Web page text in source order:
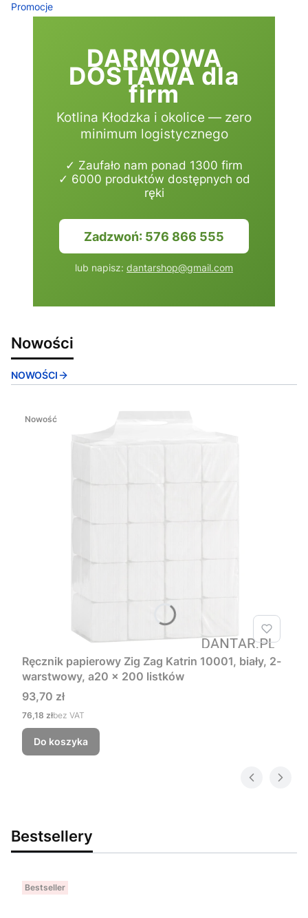
Promocje
DARMOWA
DOSTAWA dla
firm
Kotlina Kłodzka i okolice — zero
minimum logistycznego
✓ Zaufało nam ponad 1300 firm
✓ 6000 produktów dostępnych od
ręki
Zadzwoń: 576 866 555
lub napisz: dantarshop@gmail.com
Nowości
NOWOŚCI
Nowość
Ręcznik papierowy Zig Zag Katrin 10001, biały, 2-
warstwowy, a20 x 200 listków
Cena
93,70 zł
Cena
76,18 złbez VAT
Do koszyka
Bestsellery
Bestseller